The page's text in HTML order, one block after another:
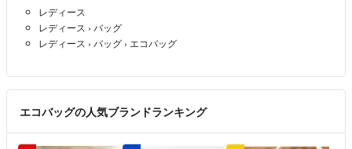
気持ちの良いお取引を心がけていますので、どうぞよろしくお願いしま
す。
最近は購入も楽しんでます(’-’*)♪
レディース
レディース › バッグ
レディース › バッグ › エコバッグ
エコバッグの人気ブランドランキング